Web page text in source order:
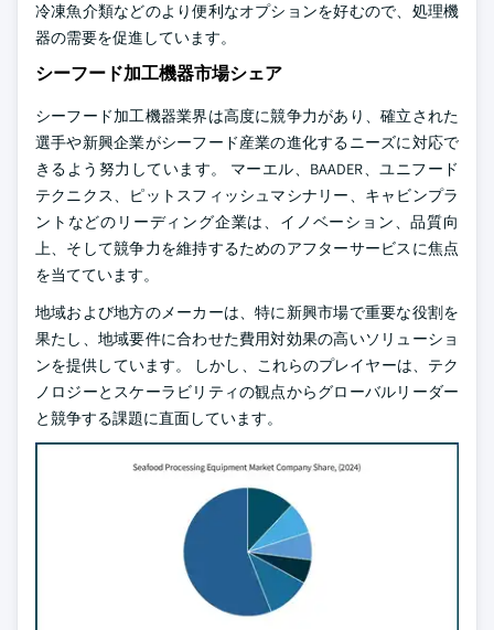
冷凍魚介類などのより便利なオプションを好むので、処理機
器の需要を促進しています。
シーフード加工機器市場シェア
シーフード加工機器業界は高度に競争力があり、確立された
選手や新興企業がシーフード産業の進化するニーズに対応で
きるよう努力しています。 マーエル、BAADER、ユニフード
テクニクス、ピットスフィッシュマシナリー、キャビンプラ
ントなどのリーディング企業は、イノベーション、品質向
上、そして競争力を維持するためのアフターサービスに焦点
を当てています。
地域および地方のメーカーは、特に新興市場で重要な役割を
果たし、地域要件に合わせた費用対効果の高いソリューショ
ンを提供しています。 しかし、これらのプレイヤーは、テク
ノロジーとスケーラビリティの観点からグローバルリーダー
と競争する課題に直面しています。